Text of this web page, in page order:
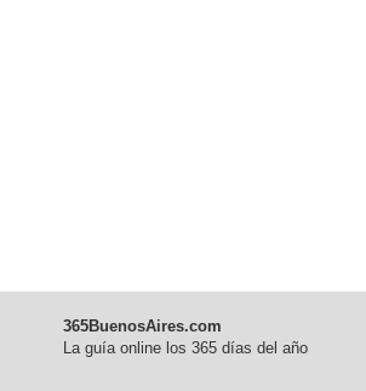
365BuenosAires.com
La guía online los 365 días del año